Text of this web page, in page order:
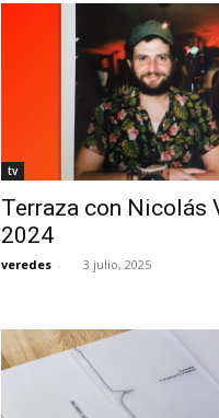
tv
Terraza con Nicolás
2024
veredes - 3 julio, 2025